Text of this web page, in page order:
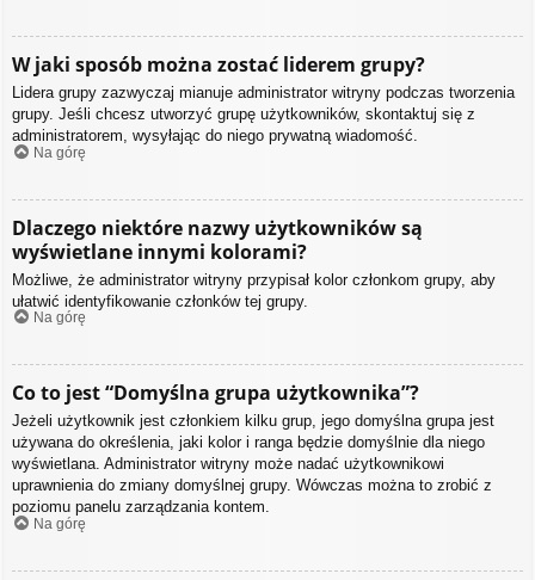
W jaki sposób można zostać liderem grupy?
Lidera grupy zazwyczaj mianuje administrator witryny podczas tworzenia
grupy. Jeśli chcesz utworzyć grupę użytkowników, skontaktuj się z
administratorem, wysyłając do niego prywatną wiadomość.
Na górę
Dlaczego niektóre nazwy użytkowników są
wyświetlane innymi kolorami?
Możliwe, że administrator witryny przypisał kolor członkom grupy, aby
ułatwić identyfikowanie członków tej grupy.
Na górę
Co to jest “Domyślna grupa użytkownika”?
Jeżeli użytkownik jest członkiem kilku grup, jego domyślna grupa jest
używana do określenia, jaki kolor i ranga będzie domyślnie dla niego
wyświetlana. Administrator witryny może nadać użytkownikowi
uprawnienia do zmiany domyślnej grupy. Wówczas można to zrobić z
poziomu panelu zarządzania kontem.
Na górę